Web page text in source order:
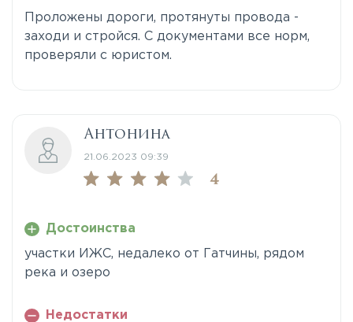
Проложены дороги, протянуты провода -
заходи и стройся. С документами все норм,
проверяли с юристом.
Антонина
21.06.2023 09:39
4
Достоинства
участки ИЖС, недалеко от Гатчины, рядом
река и озеро
Недостатки